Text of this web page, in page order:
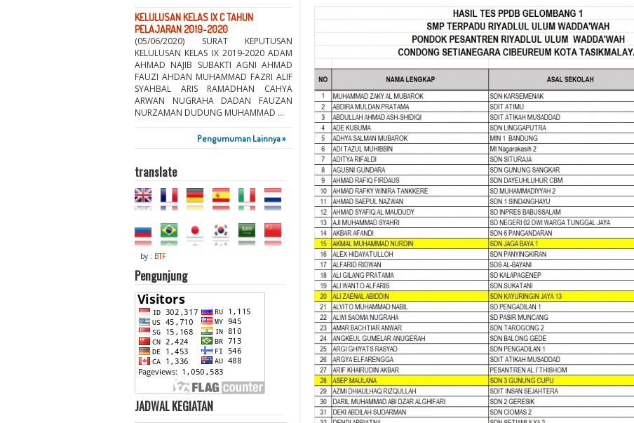
KELULUSAN KELAS IX C TAHUN
PELAJARAN 2019-2020
(05/06/2020) SURAT KEPUTUSAN
KELULUSAN KELAS IX 2019-2020 ADAM
AHMAD NAJIB SUBAKTI AGNI AHMAD
FAUZI AHDAN MUHAMMAD FAZRI ALIF
SYAHBAL ARIS RAMADHAN CAHYA
ARWAN NUGRAHA DADAN FAUZAN
NURZAMAN DUDUNG MUHAMMAD ...
Pengumuman Lainnya »
translate
by : BTF
Pengunjung
JADWAL KEGIATAN